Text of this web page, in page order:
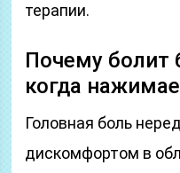
терапии.
Почему болит
когда
Головная боль
дискомфортом в